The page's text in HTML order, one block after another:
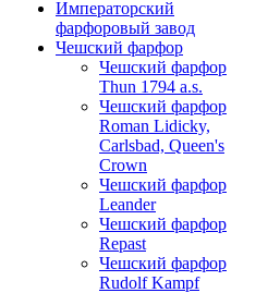
Императорский
фарфоровый завод
Чешский фарфор
Чешский фарфор
Thun 1794 a.s.
Чешский фарфор
Roman Lidicky,
Carlsbad, Queen's
Crown
Чешский фарфор
Leander
Чешский фарфор
Repast
Чешский фарфор
Rudolf Kampf